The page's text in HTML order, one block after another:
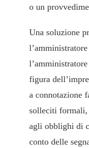
o un
Una soluzione
figura
a connotazione
solleciti formali,
agli obblighi di
conto delle